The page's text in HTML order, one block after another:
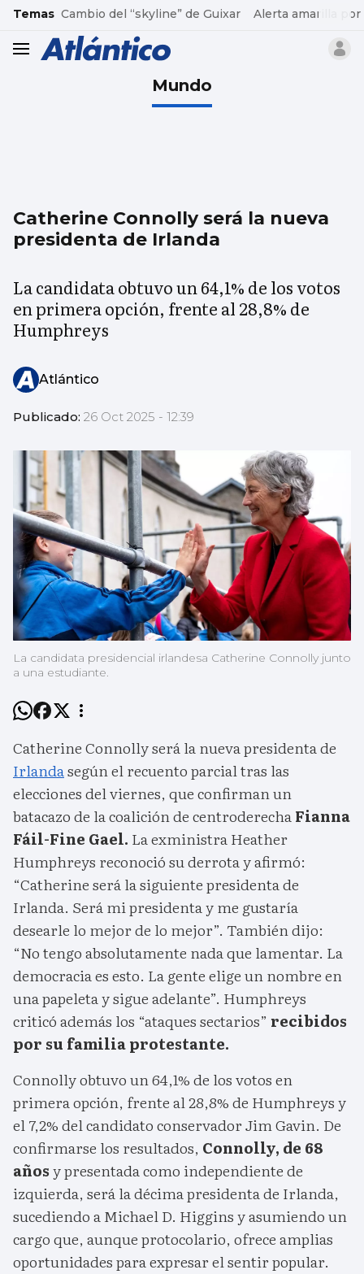
common.go-to-content
Temas Cambio del “skyline” de Guixar Alerta amarilla por
header.menu.open
Mundo
Catherine Connolly será la nueva
presidenta de Irlanda
La candidata obtuvo un 64,1% de los votos
en primera opción, frente al 28,8% de
Humphreys
Atlántico
Publicado: 26 Oct 2025 - 12:39
La candidata presidencial irlandesa Catherine Connolly junto
a una estudiante.
Catherine Connolly será la nueva presidenta de
Irlandasegún el recuento parcial tras las
elecciones del viernes, que confirman un
batacazo de la coalición de centroderechaFianna
Fáil-Fine Gael. La exministra Heather
Humphreys reconoció su derrota y afirmó:
“Catherine será la siguiente presidenta de
Irlanda. Será mi presidenta y me gustaría
desearle lo mejor de lo mejor”. También dijo:
“No tengo absolutamente nada que lamentar. La
democracia es esto. La gente elige un nombre en
una papeleta y sigue adelante”. Humphreys
criticó además los “ataques sectarios” recibidos
por su familia protestante.
Connolly obtuvo un 64,1% de los votos en
primera opción, frente al 28,8% de Humphreys y
el 7,2% del candidato conservador Jim Gavin. De
confirmarse los resultados, Connolly, de 68
añosy presentada como independiente de
izquierda, será la décima presidenta de Irlanda,
sucediendo a Michael D. Higgins y asumiendo un
cargo que, aunque protocolario, ofrece amplias
oportunidades para expresar el sentir popular.